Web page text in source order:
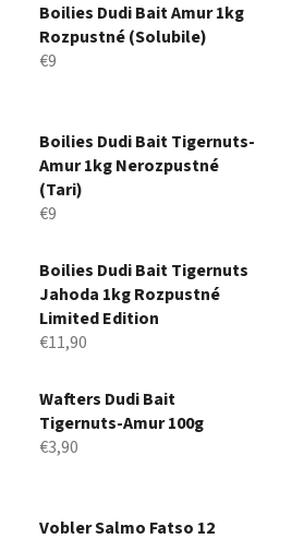
Boilies Dudi Bait Amur 1kg
Rozpustné (Solubile)
€9
Boilies Dudi Bait Tigernuts-
Amur 1kg Nerozpustné
(Tari)
€9
Boilies Dudi Bait Tigernuts
Jahoda 1kg Rozpustné
Limited Edition
€11,90
Wafters Dudi Bait
Tigernuts-Amur 100g
€3,90
Vobler Salmo Fatso 12